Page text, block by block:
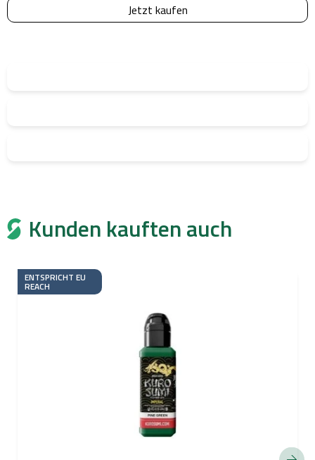
Jetzt kaufen
Kunden kauften auch
ENTSPRICHT EU
REACH